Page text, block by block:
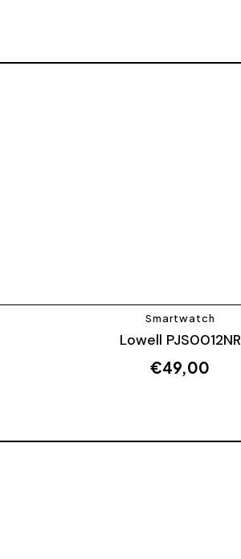
Smartwatch
Lowell PJS0012NR
€49,00